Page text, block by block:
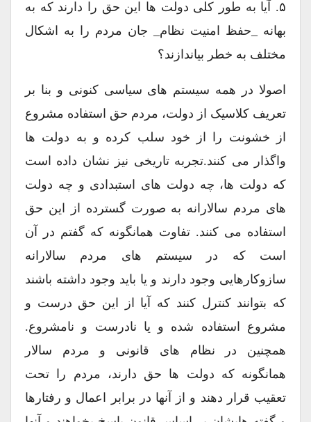
۵. آیا به طور کلی دولت ها این حق را دارند که به
بهانه _حفظ امنیت نظام_ جان مردم را به اشکال
مختلف به خطر بیاندازند؟
اصولا در همه سیستم های سیاسی کنونی و بنا بر
تعریف کلاسیک از دولت، مردم حق استفاده مشروع
از خشونت را از خود سلب کرده و به دولت ها
واگذار می کنند.تجربه تاریخی نیز نشان داده است
که دولت ها، چه دولت های استبدادی و چه دولت
های مردم سالارانه به صورت گسترده از این حق
استفاده می کنند. تفاوت همانگونه که گفتم در آن
است که در سیستم های مردم سالارانه
سازوکارهایی وجود دارند و یا باید وجود داشته باشند
که بتوانند کنترل کنند که آیا از این حق درست و
مشروع استفاده شده و یا نادرست و نامشروع.
همچنین در نظام های قانونی و مردم سالار
همانگونه که دولت ها حق دارند، مردم را تحت
تعقیب قرار دهند و از آنها در برابر اعمال و رفتارها